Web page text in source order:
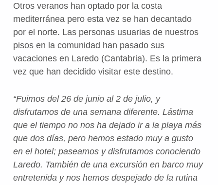
Otros veranos han optado por la costa
mediterránea pero esta vez se han decantado
por el norte. Las personas usuarias de nuestros
pisos en la comunidad han pasado sus
vacaciones en Laredo (Cantabria). Es la primera
vez que han decidido visitar este destino.
“Fuimos del 26 de junio al 2 de julio, y
disfrutamos de una semana diferente. Lástima
que el tiempo no nos ha dejado ir a la playa más
que dos días, pero hemos estado muy a gusto
en el hotel; paseamos y disfrutamos conociendo
Laredo. También de una excursión en barco muy
entretenida y nos hemos despejado de la rutina